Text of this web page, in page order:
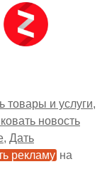
товары и услуги
новость
Дать
рекламу на